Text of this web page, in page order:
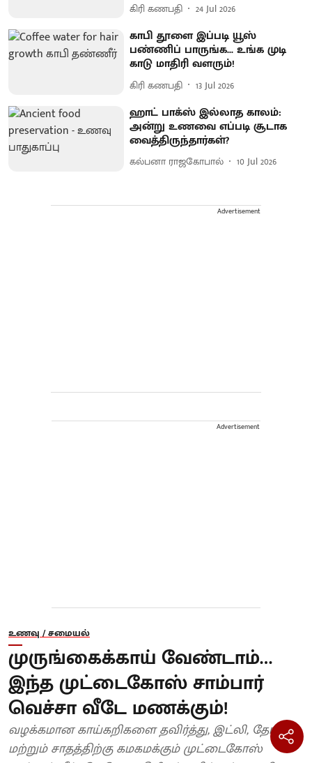
கிரி கணபதி 24 Jul 2026
காபி தூளை இப்படி யூஸ்
பண்ணிப் பாருங்க... உங்க முடி
காடு மாதிரி வளரும்!
கிரி கணபதி 13 Jul 2026
ஹாட் பாக்ஸ் இல்லாத காலம்:
அன்று உணவை எப்படி சூடாக
வைத்திருந்தார்கள்?
கல்பனா ராஜகோபால் 10 Jul 2026
Advertisement
Advertisement
உணவு / சமையல்
முருங்கைக்காய் வேண்டாம்…
இந்த முட்டைகோஸ் சாம்பார்
வெச்சா வீடே மணக்கும்!
வழக்கமான காய்கறிகளை தவிர்த்து, இட்லி, தோசை
மற்றும் சாதத்திற்கு கமகமக்கும் முட்டைகோஸ்